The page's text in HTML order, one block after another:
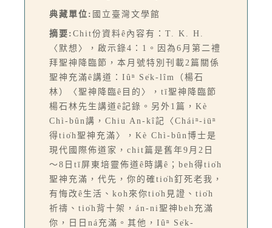
典藏單位: 國立臺灣文學館
摘要: Chit份資料ê內容有：T. K. H.
〈默想〉，啟示錄4：1。因為6月第二禮
拜聖神降臨節，本月號特別刊載2篇關係
聖神充滿ê講道：Iûⁿ Se̍k-lîm（楊石
林）〈聖神降臨ê目的〉，tī聖神降臨節
楊石林先生講道ê記錄。另外1篇，Kè
Chì-bûn講，Chiu An-kî記〈Cháiⁿ-iūⁿ
得tio̍h聖神充滿〉，Kè Chì-bûn博士是
現代國際佈道家，chit篇是舊年9月2日
～8日tī屏東培靈佈道ê時講ê；beh得tio̍h
聖神充滿，代先，你的確tio̍h釘死老我，
有悔改ê生活、koh來你tio̍h見證、tio̍h
祈禱、tio̍h背十架，án-ni聖神beh充滿
你，日日ná充滿。其他，Iûⁿ Se̍k-